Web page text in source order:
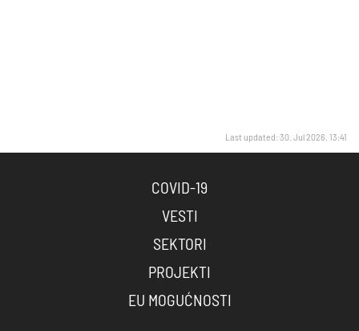
Last updated: 30. Jul 2026. 13:41
COVID-19
VESTI
SEKTORI
PROJEKTI
EU MOGUĆNOSTI